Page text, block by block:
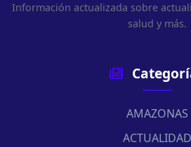
Información actualizada sobre
salud y más.
AMAZONAS
ACTUALIDAD